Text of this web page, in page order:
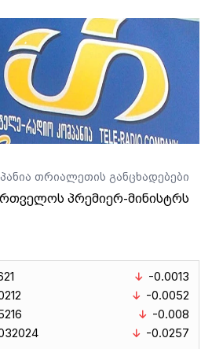
თრიალეთის განცხადებები
პრემიერ-მინისტრს
-0.0013
-0.0052
-0.008
-0.0257